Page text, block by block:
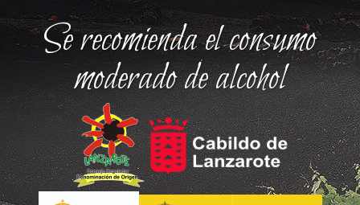
Se recomienda el consumo
moderado de alcohol